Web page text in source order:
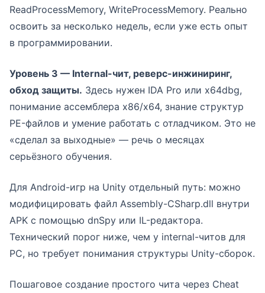
ReadProcessMemory, WriteProcessMemory. Реально
освоить за несколько недель, если уже есть опыт
в программировании.
Уровень 3 — Internal-чит, реверс-инжиниринг,
обход защиты. Здесь нужен IDA Pro или x64dbg,
понимание ассемблера x86/x64, знание структур
PE-файлов и умение работать с отладчиком. Это не
«сделал за выходные» — речь о месяцах
серьёзного обучения.
Для Android-игр на Unity отдельный путь: можно
модифицировать файл Assembly-CSharp.dll внутри
APK с помощью dnSpy или IL-редактора.
Технический порог ниже, чем у internal-читов для
PC, но требует понимания структуры Unity-сборок.
Пошаговое создание простого чита через Cheat